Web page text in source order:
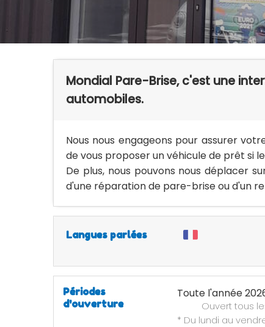
Mondial Pare-Brise, c'est une
automobiles.
Nous nous engageons pour assurer
de vous proposer un véhicule de prêt si
De plus, nous pouvons nous déplacer
d'une réparation de pare-brise ou d'un
Langues parlées
Périodes
d'ouverture
Toute l'année
Ouvert tous
* Du lundi au